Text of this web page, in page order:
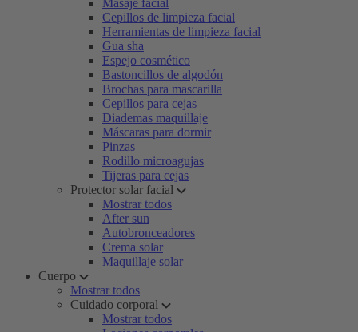
Masaje facial
Cepillos de limpieza facial
Herramientas de limpieza facial
Gua sha
Espejo cosmético
Bastoncillos de algodón
Brochas para mascarilla
Cepillos para cejas
Diademas maquillaje
Máscaras para dormir
Pinzas
Rodillo microagujas
Tijeras para cejas
Protector solar facial
Mostrar todos
After sun
Autobronceadores
Crema solar
Maquillaje solar
Cuerpo
Mostrar todos
Cuidado corporal
Mostrar todos